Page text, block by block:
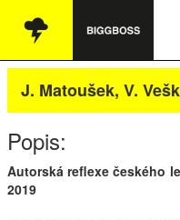
Vše
Audio
Oblečení
Knihy
J. Matoušek, V.
Popis:
Autorská reflexe českého
2019